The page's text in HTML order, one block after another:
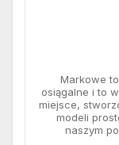
Markowe
osiągalne i to
miejsce,
modeli
naszym